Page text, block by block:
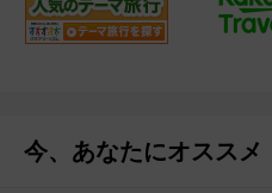
今、あなたにオススメ